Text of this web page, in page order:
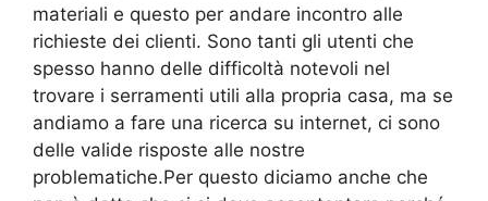
materiali e questo per andare incontro alle
richieste dei clienti. Sono tanti gli utenti che
spesso hanno delle difficoltà notevoli nel
trovare i serramenti utili alla propria casa, ma se
andiamo a fare una ricerca su internet, ci sono
delle valide risposte alle nostre
problematiche.Per questo diciamo anche che